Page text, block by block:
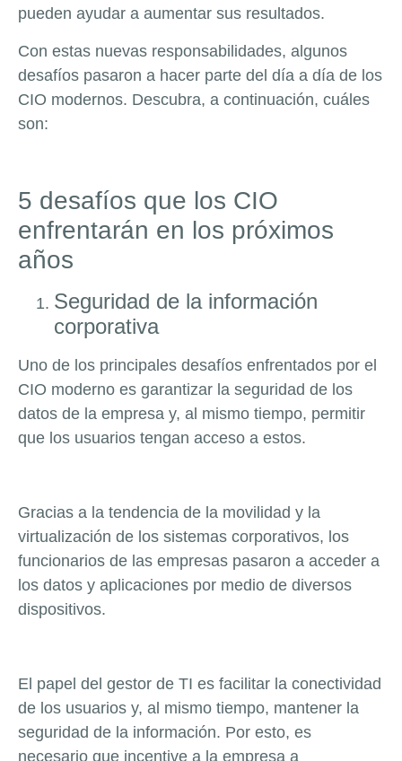
pueden ayudar a aumentar sus resultados.
Con estas nuevas responsabilidades, algunos
desafíos pasaron a hacer parte del día a día de los
CIO modernos. Descubra, a continuación, cuáles
son:
5 desafíos que los CIO
enfrentarán en los próximos
años
Seguridad de la información
corporativa
Uno de los principales desafíos enfrentados por el
CIO moderno es garantizar la seguridad de los
datos de la empresa y, al mismo tiempo, permitir
que los usuarios tengan acceso a estos.
Gracias a la tendencia de la movilidad y la
virtualización de los sistemas corporativos, los
funcionarios de las empresas pasaron a acceder a
los datos y aplicaciones por medio de diversos
dispositivos.
El papel del gestor de TI es facilitar la conectividad
de los usuarios y, al mismo tiempo, mantener la
seguridad de la información. Por esto, es
necesario que incentive a la empresa a